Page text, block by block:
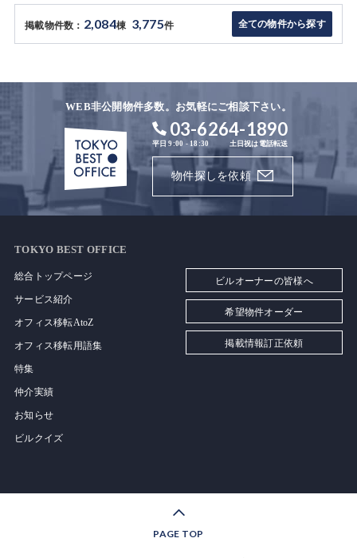
掲載物件数： 2,084棟 3,775件 全ての物件から探す
WEB非公開物件多数。お気軽にご相談下さい。
03-6264-1890
平日 9:00 - 18:30 土日祝は電話転送
物件探しを依頼
TOKYO BEST OFFICE
総合トップページ
サービス紹介
オフィス移転AtoZ
オフィス移転用語集
特集
仲介実績
お知らせ
ビルクイズ
ビルオーナーの皆様へ
希望物件オーダー
掲載情報訂正依頼
PAGE TOP